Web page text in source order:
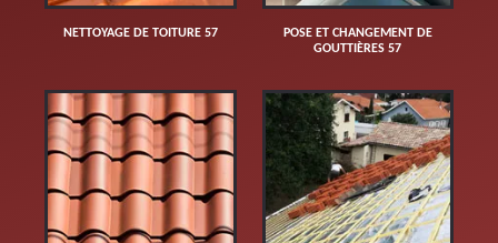
NETTOYAGE DE TOITURE 57
POSE ET CHANGEMENT DE
GOUTTIÈRES 57